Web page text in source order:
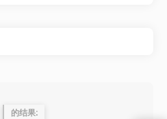
的结果: